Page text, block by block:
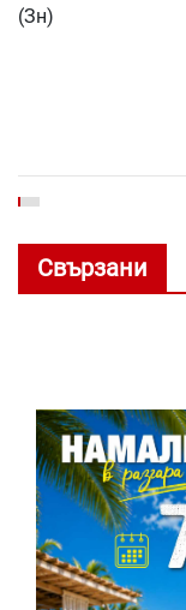
(Зн)
Свързани